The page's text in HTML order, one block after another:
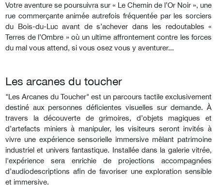
Votre aventure se poursuivra sur « Le Chemin de l’Or Noir », une
rue commerçante animée autrefois fréquentée par les sorciers
du Bois-du-Luc avant de s’achever dans les redoutables «
Terres de l’Ombre » où un ultime affrontement contre les forces
du mal vous attend, si vous osez vous y aventurer...
Les arcanes du toucher
"Les Arcanes du Toucher" est un parcours tactile exclusivement
destiné aux personnes déficientes visuelles sur demande. À
travers la découverte de grimoires, d’objets magiques et
d’artefacts miniers à manipuler, les visiteurs seront invités à
vivre une expérience sensorielle immersive mêlant patrimoine
industriel et univers fantastique. Installée dans la galerie vitrée,
l'expérience sera enrichie de projections accompagnées
d’audiodescriptions afin de favoriser une exploration sensible
et immersive.